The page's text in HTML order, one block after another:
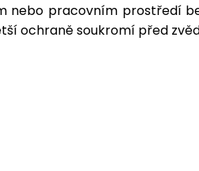
nebo pracovním prostředí
ochraně soukromí před